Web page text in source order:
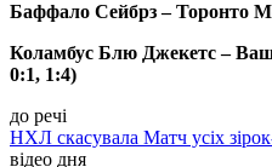
Баффало Сейбрз – Торонто
Коламбус Блю Джекетс –
0:1, 1:4)
до речі
НХЛ скасувала Матч усіх
відео дня